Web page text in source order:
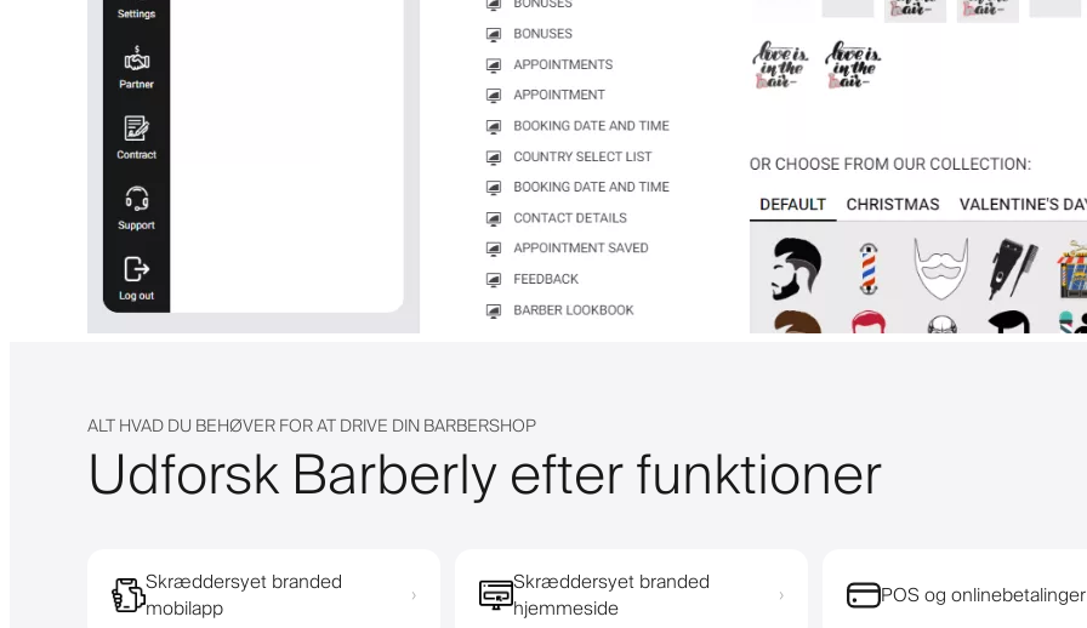
ALT HVAD DU BEHØVER FOR AT DRIVE DIN BARBERSHOP
Udforsk Barberly efter funktioner
Skræddersyet branded
mobilapp
›
Skræddersyet branded
hjemmeside
› POS og onlinebetalinger